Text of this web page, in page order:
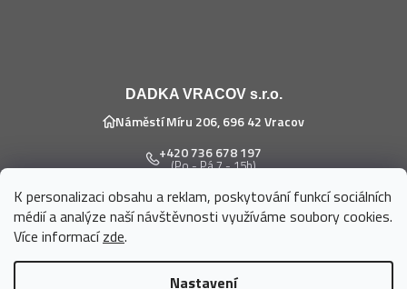
K personalizaci obsahu a reklam, poskytování funkcí sociálních
médií a analýze naší návštěvnosti využíváme soubory cookies.
Více informacízde.
Nastavení
DADKA VRACOV s.r.o.
Náměstí Míru 206, 696 42 Vracov
+420 736 678 197
(Po - Pá 7 - 15h)
eshop@dadka.cz